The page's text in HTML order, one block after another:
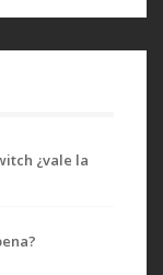
¿vale la